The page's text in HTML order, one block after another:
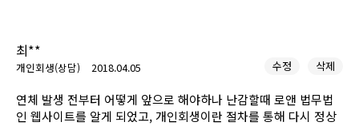
최**
개인회생(상담) 2018.04.05 수정 삭제
연체 발생 전부터 어떻게 앞으로 해야하나 난감할때 로앤 법무법
인 웹사이트를 알게 되었고, 개인회생이란 절차를 통해 다시 정상